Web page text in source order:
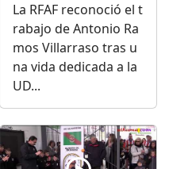
La RFAF reconoció el t
rabajo de Antonio Ra
mos Villarraso tras u
na vida dedicada a la
UD...